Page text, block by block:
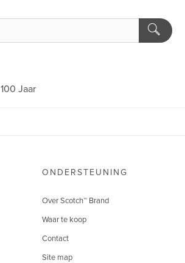
100 Jaar
ONDERSTEUNING
Over Scotch™ Brand
Waar te koop
Contact
Site map